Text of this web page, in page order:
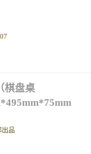
棋盘桌
出品